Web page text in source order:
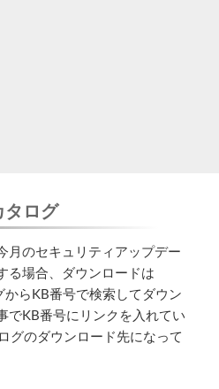
タログ
のセキュリティアップデー
る場合、ダウンロードは
らKB番号で検索してダウン
でKB番号にリンクを入れてい
グのダウンロード先になって